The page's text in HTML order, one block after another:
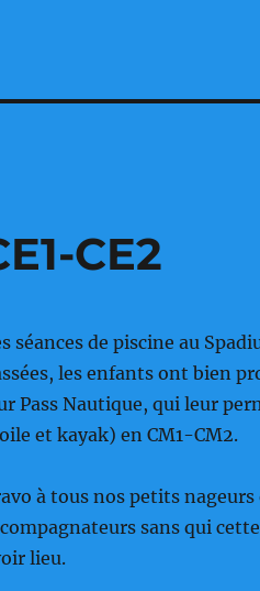
CE2
séances de piscine au
les enfants ont bien
Pass Nautique, qui leur
et kayak) en CM1-CM2.
à tous nos petits
sans qui
lieu.